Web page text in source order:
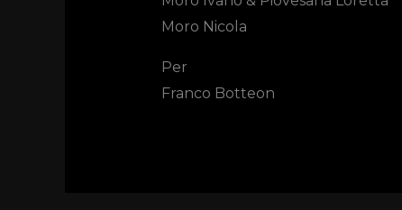
Moro Nicola
Per
Franco Botteon